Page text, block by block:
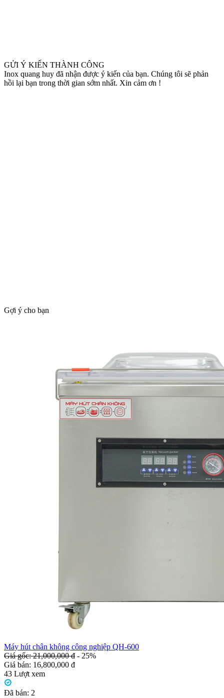
GỬI Ý KIẾN THÀNH CÔNG
Inox quang huy đã nhận được ý kiến của bạn. Chúng tôi sẽ phản
hồi lại bạn trong thời gian sớm nhất. Xin cảm ơn !
Gợi ý cho bạn
Máy hút chân không công nghiệp QH-600
Giá gốc: 21,000,000 đ - 25%
Giá bán: 16,800,000 đ
43 Lượt xem
Đã bán: 2